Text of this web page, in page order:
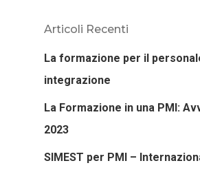
Articoli Recenti
La formazione per il
integrazione
La Formazione in una PMI:
2023
SIMEST per PMI –